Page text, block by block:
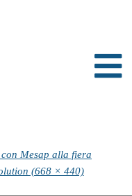
Mesap alla fiera
(668 × 440)